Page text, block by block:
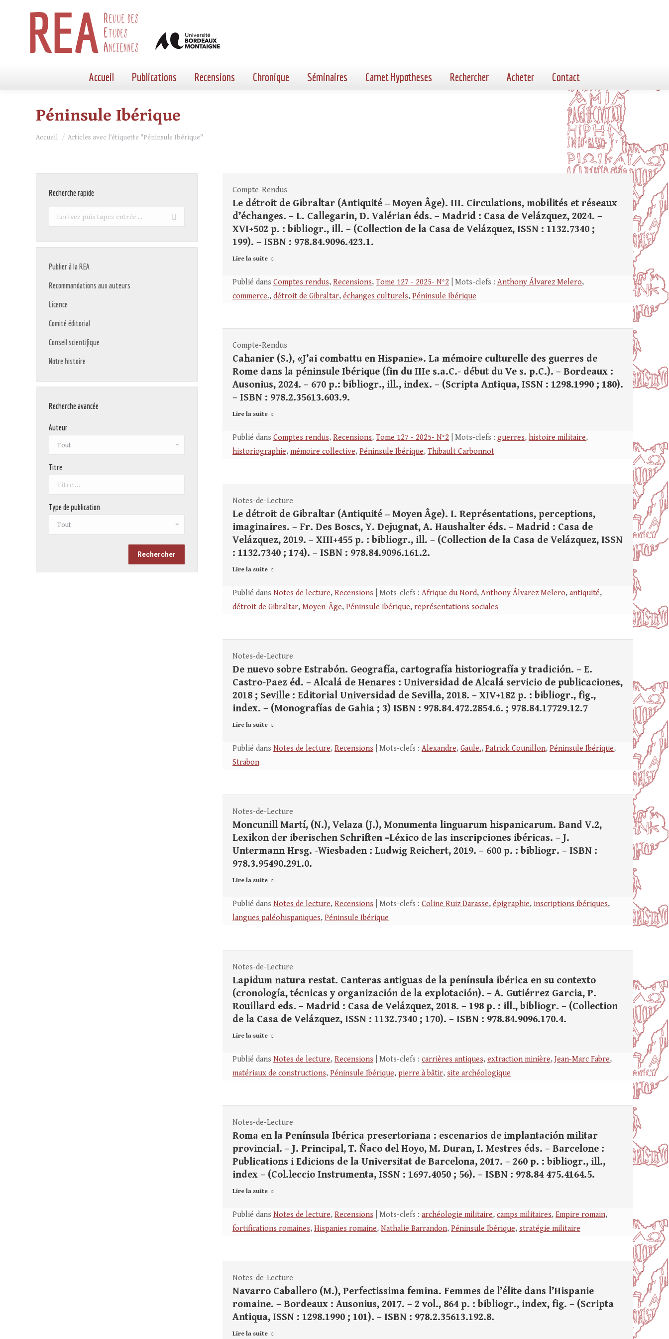
Accueil Publications Recensions Chronique Séminaires Carnet Hypotheses Rechercher Acheter Contact
Péninsule Ibérique
Vous êtes ici :
Accueil Articles avec l’étiquette "Péninsule Ibérique"
Compte-Rendus
Le détroit de Gibraltar (Antiquité ‒ Moyen Âge). III. Circulations, mobilités et réseaux
d’échanges. – L. Callegarin, D. Valérian éds. – Madrid : Casa de Velázquez, 2024. –
XVI+502 p. : bibliogr., ill. – (Collection de la Casa de Velázquez, ISSN : 1132.7340 ;
199). – ISBN : 978.84.9096.423.1.
Lire la suite
Publié dans Comptes rendus, Recensions, Tome 127 - 2025- N°2 | Mots-clefs : Anthony Álvarez Melero,
commerce., détroit de Gibraltar, échanges culturels, Péninsule Ibérique
Compte-Rendus
Cahanier (S.), «J’ai combattu en Hispanie». La mémoire culturelle des guerres de
Rome dans la péninsule Ibérique (fin du IIIe s.a.C.- début du Ve s. p.C.). – Bordeaux :
Ausonius, 2024. – 670 p.: bibliogr., ill., index. – (Scripta Antiqua, ISSN : 1298.1990 ; 180).
– ISBN : 978.2.35613.603.9.
Lire la suite
Publié dans Comptes rendus, Recensions, Tome 127 - 2025- N°2 | Mots-clefs : guerres, histoire militaire,
historiographie, mémoire collective, Péninsule Ibérique, Thibault Carbonnot
Notes-de-Lecture
Le détroit de Gibraltar (Antiquité ‒ Moyen Âge). I. Représentations, perceptions,
imaginaires. – Fr. Des Boscs, Y. Dejugnat, A. Haushalter éds. – Madrid : Casa de
Velázquez, 2019. – XIII+455 p. : bibliogr., ill. – (Collection de la Casa de Velázquez, ISSN
: 1132.7340 ; 174). – ISBN : 978.84.9096.161.2.
Lire la suite
Publié dans Notes de lecture, Recensions | Mots-clefs : Afrique du Nord, Anthony Álvarez Melero, antiquité,
détroit de Gibraltar, Moyen-Âge, Péninsule Ibérique, représentations sociales
Notes-de-Lecture
De nuevo sobre Estrabón. Geografía, cartografía historiografía y tradición. – E.
Castro-Paez éd. – Alcalá de Henares : Universidad de Alcalá servicio de publicaciones,
2018 ; Seville : Editorial Universidad de Sevilla, 2018. – XIV+182 p. : bibliogr., fig.,
index. – (Monografías de Gahia ; 3) ISBN : 978.84.472.2854.6. ; 978.84.17729.12.7
Lire la suite
Publié dans Notes de lecture, Recensions | Mots-clefs : Alexandre, Gaule., Patrick Counillon, Péninsule Ibérique,
Strabon
Notes-de-Lecture
Moncunill Martí, (N.), Velaza (J.), Monumenta linguarum hispanicarum. Band V.2,
Lexikon der iberischen Schriften =Léxico de las inscripciones ibéricas. – J.
Untermann Hrsg. -Wiesbaden : Ludwig Reichert, 2019. – 600 p. : bibliogr. – ISBN :
978.3.95490.291.0.
Lire la suite
Publié dans Notes de lecture, Recensions | Mots-clefs : Coline Ruiz Darasse, épigraphie, inscriptions ibériques,
langues paléohispaniques, Péninsule Ibérique
Notes-de-Lecture
Lapidum natura restat. Canteras antiguas de la península ibérica en su contexto
(cronología, técnicas y organización de la explotación). – A. Gutiérrez Garcia, P.
Rouillard eds. – Madrid : Casa de Velázquez, 2018. – 198 p. : ill., bibliogr. – (Collection
de la Casa de Velázquez, ISSN : 1132.7340 ; 170). – ISBN : 978.84.9096.170.4.
Lire la suite
Publié dans Notes de lecture, Recensions | Mots-clefs : carrières antiques, extraction minière, Jean-Marc Fabre,
matériaux de constructions, Péninsule Ibérique, pierre à bâtir, site archéologique
Notes-de-Lecture
Roma en la Península Ibérica presertoriana : escenarios de implantación militar
provincial. – J. Principal, T. Ñaco del Hoyo, M. Duran, I. Mestres éds. – Barcelone :
Publications i Edicions de la Universitat de Barcelona, 2017. – 260 p. : bibliogr., ill.,
index – (Col.leccio Instrumenta, ISSN : 1697.4050 ; 56). – ISBN : 978.84 475.4164.5.
Lire la suite
Publié dans Notes de lecture, Recensions | Mots-clefs : archéologie militaire, camps militaires, Empire romain,
fortifications romaines, Hispanies romaine, Nathalie Barrandon, Péninsule Ibérique, stratégie militaire
Notes-de-Lecture
Navarro Caballero (M.), Perfectissima femina. Femmes de l’élite dans l’Hispanie
romaine. – Bordeaux : Ausonius, 2017. – 2 vol., 864 p. : bibliogr., index, fig. – (Scripta
Antiqua, ISSN : 1298.1990 ; 101). – ISBN : 978.2.35613.192.8.
Lire la suite
Recherche rapide
Recherche
Publier à la REA
Recommandations aux auteurs
Licence
Comité éditorial
Conseil scientifique
Notre histoire
Recherche avancée
Auteur
Titre
Type de publication